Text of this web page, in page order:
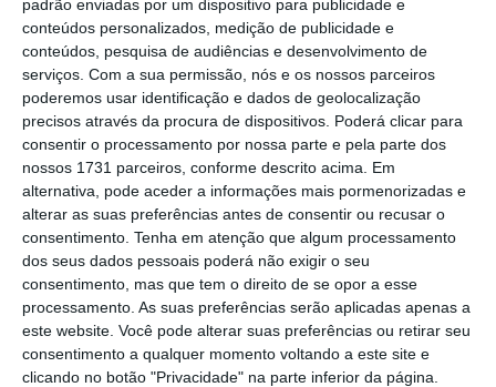
padrão enviadas por um dispositivo para publicidade e
conteúdos personalizados, medição de publicidade e
conteúdos, pesquisa de audiências e desenvolvimento de
serviços. Com a sua permissão, nós e os nossos parceiros
poderemos usar identificação e dados de geolocalização
precisos através da procura de dispositivos. Poderá clicar para
consentir o processamento por nossa parte e pela parte dos
nossos 1731 parceiros, conforme descrito acima. Em
alternativa, pode aceder a informações mais pormenorizadas e
alterar as suas preferências antes de consentir ou recusar o
consentimento. Tenha em atenção que algum processamento
dos seus dados pessoais poderá não exigir o seu
consentimento, mas que tem o direito de se opor a esse
processamento. As suas preferências serão aplicadas apenas a
este website. Você pode alterar suas preferências ou retirar seu
consentimento a qualquer momento voltando a este site e
clicando no botão "Privacidade" na parte inferior da página.
teletrabalho, o cumprimento de algum ou de
alguns dos seus objetivos ficar
comprometido”, sublinhou a mesma fonte
oficial, indicando que isso pode acontecer
“em situações em que o cumprimento de um
concreto objetivo só se pudesse fazer de
forma presencial”.
Durante o período em que as entidades
empregadoras, públicas e privadas, foram
obrigadas em adotar o teletrabalho,houve
68 mil funcionários públicos que foram